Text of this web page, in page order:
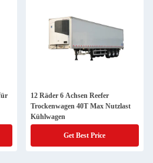
12 Räder 6 Achsen Reefer
Trockenwagen 40T Max Nutzlast
Kühlwagen
Get Best Price